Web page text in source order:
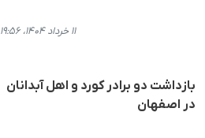
۱۱ خرداد ۱۴۰۴، ۱۹:۵۶
بازداشت دو برادر کورد و اهل آبدانان
در اصفهان